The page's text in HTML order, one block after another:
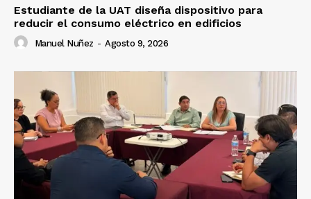
Estudiante de la UAT diseña dispositivo para
reducir el consumo eléctrico en edificios
Manuel Nuñez - Agosto 9, 2026